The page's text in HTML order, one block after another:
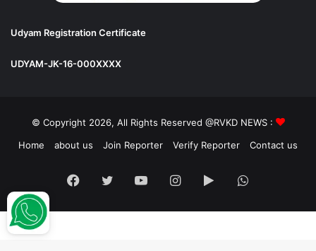
Udyam Registration Certificate
UDYAM-JK-16-000XXXX
© Copyright 2026, All Rights Reserved @RVKD NEWS :
Home
about us Join Reporter Verify Reporter Contact us
Facebook
TwitterYouTubeInstagram
Google
Play
WhatsApp